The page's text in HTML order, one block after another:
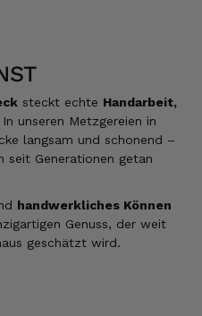
steckt echte Handarbeit,
In unseren Metzgereien in
langsam und schonend –
seit Generationen getan
handwerkliches Können
Genuss, der weit
geschätzt wird.